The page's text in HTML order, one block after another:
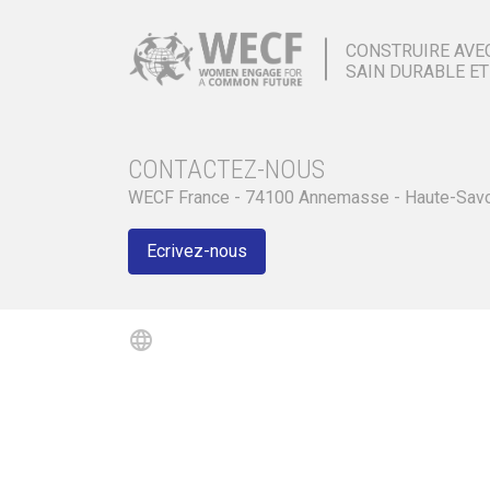
CONSTRUIRE
SAIN DURABLE
CONTACTEZ-NOUS
WECF France - 74100 Annemasse - Haute-
Ecrivez-nous
language